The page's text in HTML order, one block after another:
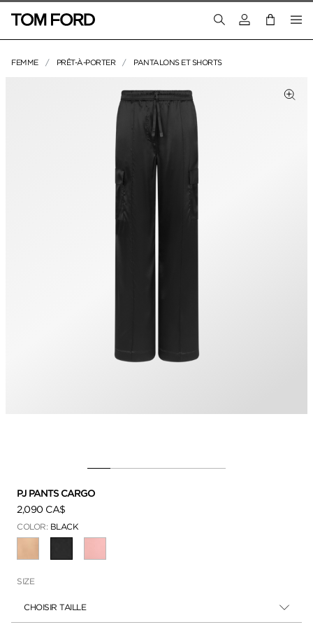
Connectez-
FEMME PRÊT-À-PORTER PANTALONS ET SHORTS
IMAGES DU PRODUIT
PJ PANTS CARGO
2,090 CA$
COLOR: BLACK
SIZE
CHOISIR TAILLE